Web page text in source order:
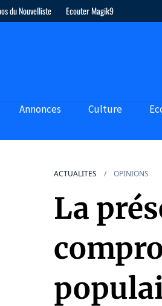
du Nouvelliste Ecouter Magik9
Annonces Culture
ACTUALITES OPINIONS
La